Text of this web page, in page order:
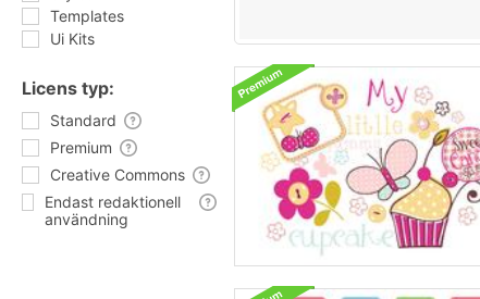
Templates
Ui Kits
Licens typ:
Standard
Premium
Creative Commons
Endast redaktionell
användning